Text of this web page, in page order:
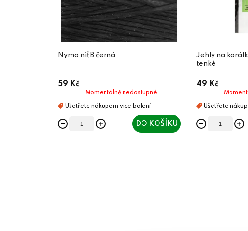
Nymo niť B černá
59 Kč
Momentálně nedostupné
DO KOŠÍKU
Jehly na
tenké
49 Kč